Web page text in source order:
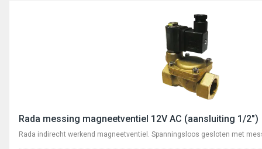
Rada messing magneetventiel 12V AC (aansluiting 1/2")
Rada indirecht werkend magneetventiel. Spanningsloos gesloten met